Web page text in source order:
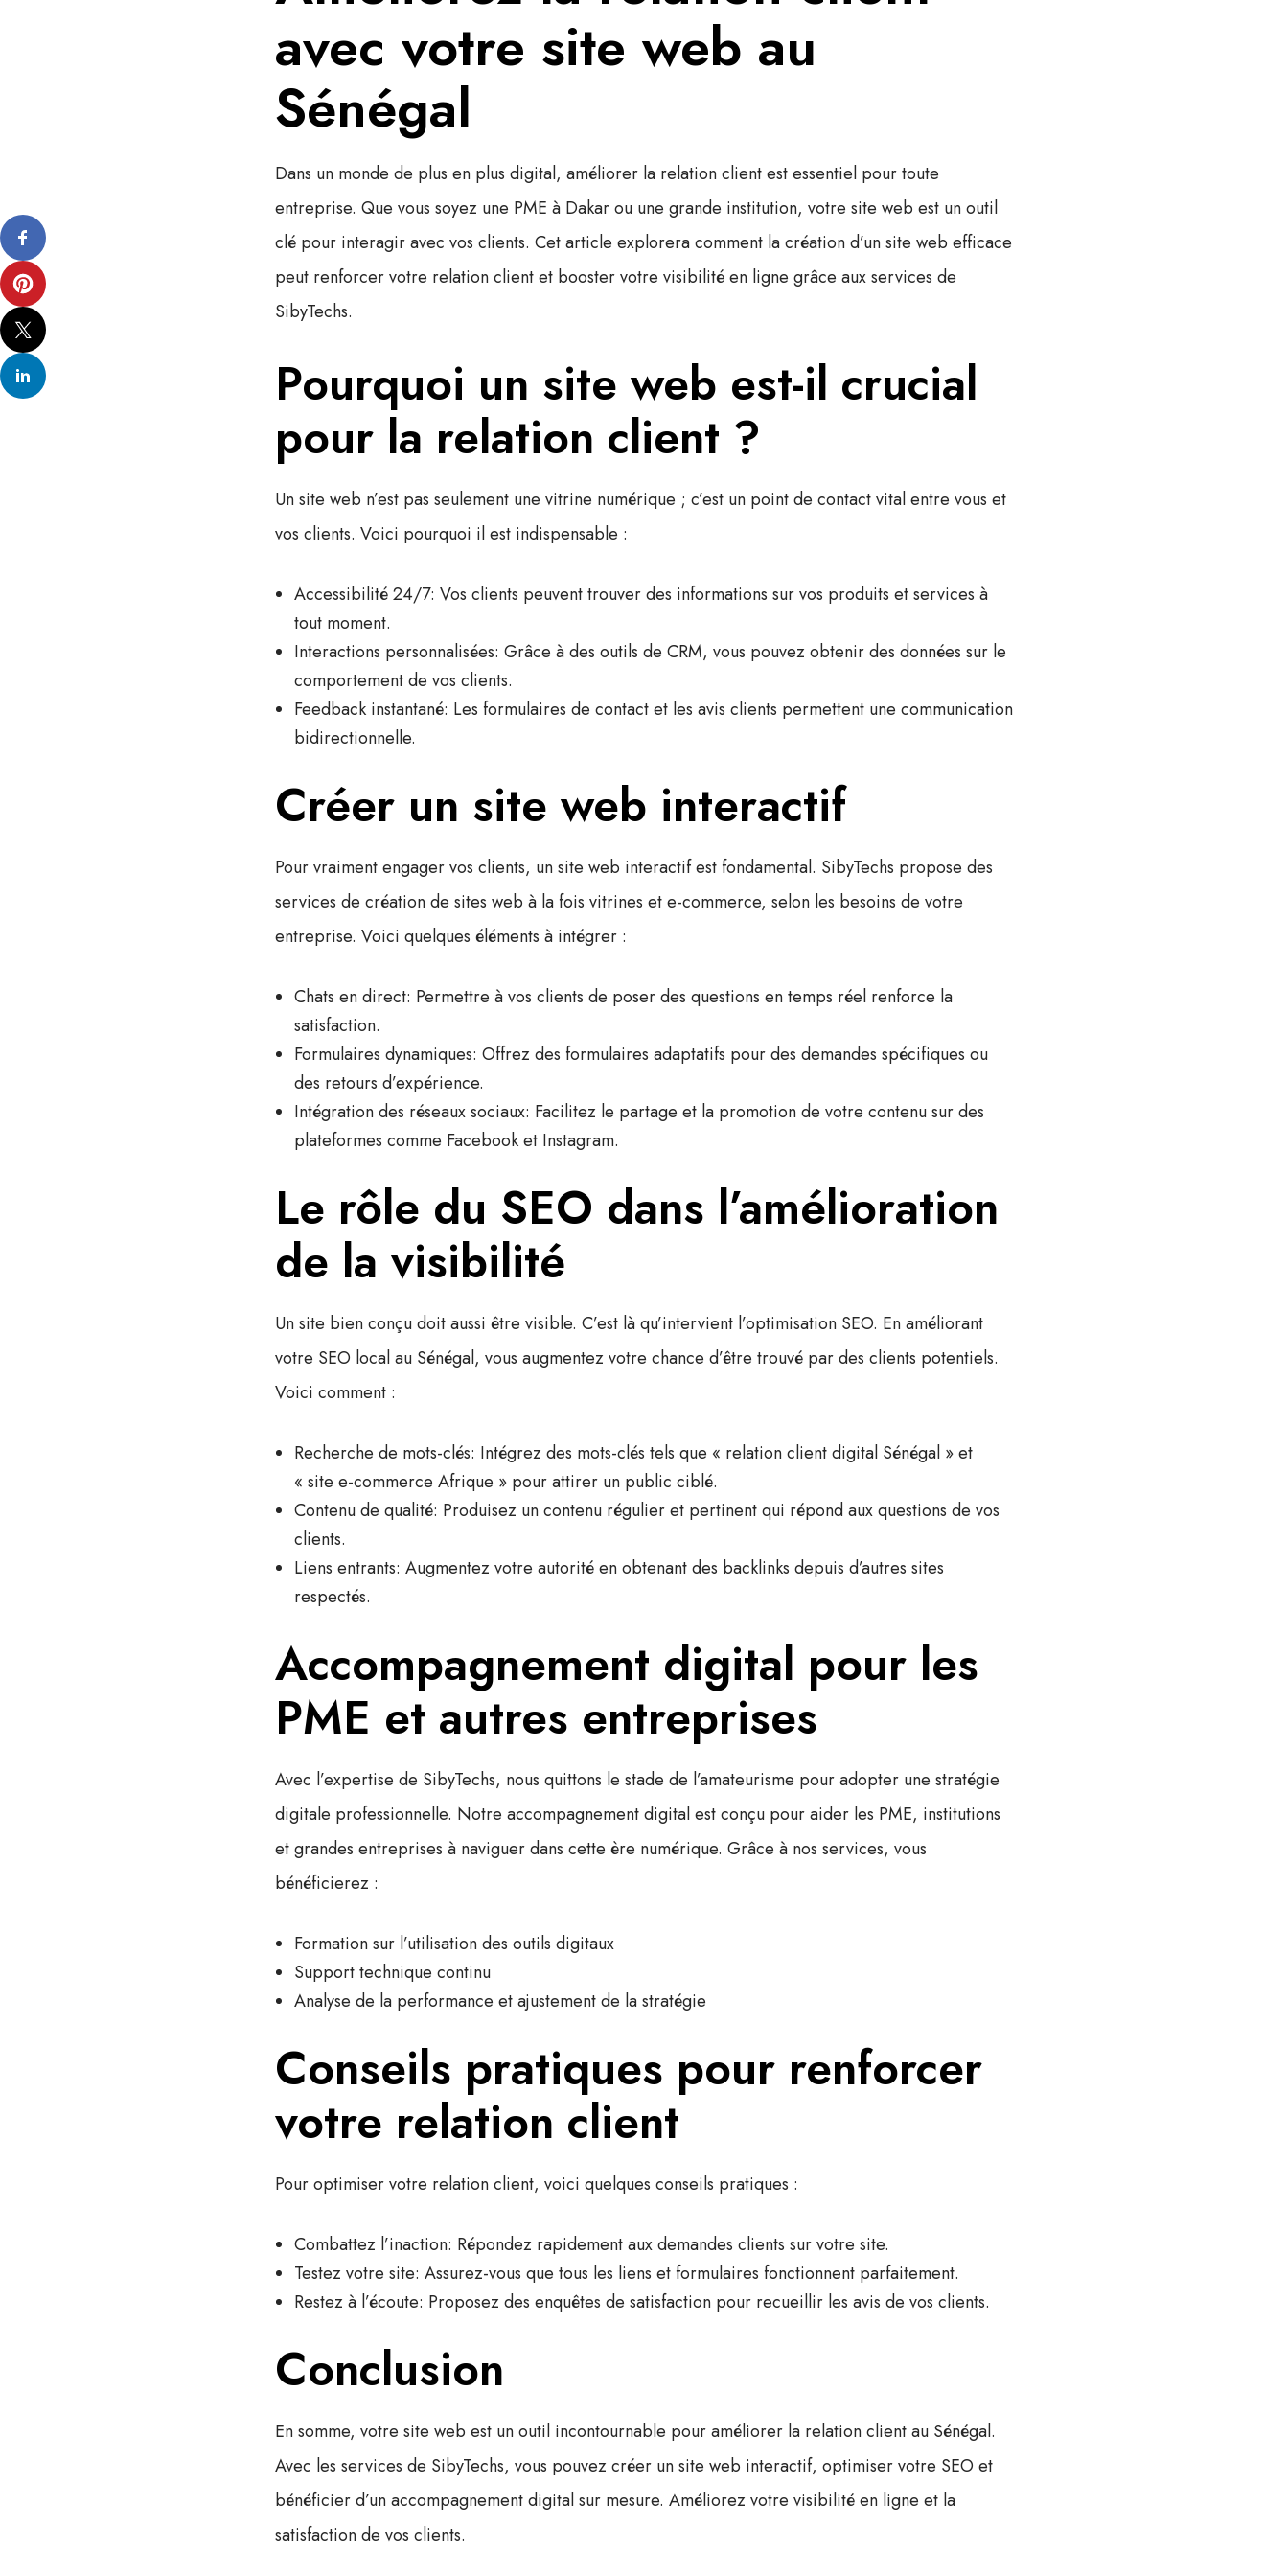
avec votre site web au
Sénégal
Dans un monde de plus en plus digital, améliorer la relation clientest essentiel pour toute
entreprise. Que vous soyez une PME à Dakar ou une grande institution, votre site web est un outil
clé pour interagir avec vos clients. Cet article explorera comment la création d’un site web efficace
peut renforcer votre relation client et booster votre visibilité en ligne grâce aux services de
SibyTechs.
Pourquoi un site web est-il crucial
pour la relation client ?
Un site web n’est pas seulement une vitrine numérique ; c’est un point de contact vital entre vous et
vos clients. Voici pourquoi il est indispensable :
Accessibilité 24/7: Vos clients peuvent trouver des informations sur vos produits et services à
tout moment.
Interactions personnalisées: Grâce à des outils de CRM, vous pouvez obtenir des données sur le
comportement de vos clients.
Feedback instantané: Les formulaires de contact et les avis clients permettent une communication
bidirectionnelle.
Créer un site web interactif
Pour vraiment engager vos clients, un site web interactif est fondamental. SibyTechs propose des
services de création de sites web à la fois vitrines et e-commerce, selon les besoins de votre
entreprise. Voici quelques éléments à intégrer :
Chats en direct: Permettre à vos clients de poser des questions en temps réel renforce la
satisfaction.
Formulaires dynamiques: Offrez des formulaires adaptatifs pour des demandes spécifiques ou
des retours d’expérience.
Intégration des réseaux sociaux: Facilitez le partage et la promotion de votre contenu sur des
plateformes comme Facebook et Instagram.
Le rôle du SEO dans l’amélioration
de la visibilité
Un site bien conçu doit aussi être visible. C’est là qu’intervient l’optimisation SEO. En améliorant
votre SEO local au Sénégal, vous augmentez votre chance d’être trouvé par des clients potentiels.
Voici comment :
Recherche de mots-clés: Intégrez des mots-clés tels que « relation client digital Sénégal » et
« site e-commerce Afrique » pour attirer un public ciblé.
Contenu de qualité: Produisez un contenu régulier et pertinent qui répond aux questions de vos
clients.
Liens entrants: Augmentez votre autorité en obtenant des backlinks depuis d’autres sites
respectés.
Accompagnement digital pour les
PME et autres entreprises
Avec l’expertise de SibyTechs, nous quittons le stade de l’amateurisme pour adopter une stratégie
digitale professionnelle. Notre accompagnement digital est conçu pour aider les PME, institutions
et grandes entreprises à naviguer dans cette ère numérique. Grâce à nos services, vous
bénéficierez :
Formation sur l’utilisation des outils digitaux
Support technique continu
Analyse de la performance et ajustement de la stratégie
Conseils pratiques pour renforcer
votre relation client
Pour optimiser votre relation client, voici quelques conseils pratiques :
Combattez l’inaction: Répondez rapidement aux demandes clients sur votre site.
Testez votre site: Assurez-vous que tous les liens et formulaires fonctionnent parfaitement.
Restez à l’écoute: Proposez des enquêtes de satisfaction pour recueillir les avis de vos clients.
Conclusion
En somme, votre site web est un outil incontournable pour améliorer la relation client au Sénégal.
Avec les services de SibyTechs, vous pouvez créer un site web interactif, optimiser votre SEO et
bénéficier d’un accompagnement digital sur mesure. Améliorez votre visibilité en ligne et la
satisfaction de vos clients.